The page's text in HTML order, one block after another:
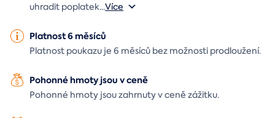
uhradit poplatek...Více
Platnost 6 měsíců
Platnost poukazu je 6 měsíců bez možnosti prodloužení.
Pohonné hmoty jsou v ceně
Pohonné hmoty jsou zahrnuty v ceně zážitku.